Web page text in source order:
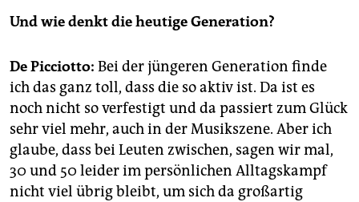
Und wie denkt die heutige Generation?
De Picciotto: Bei der jüngeren Generation finde
ich das ganz toll, dass die so aktiv ist. Da ist es
noch nicht so verfestigt und da passiert zum Glück
sehr viel mehr, auch in der Musikszene. Aber ich
glaube, dass bei Leuten zwischen, sagen wir mal,
30 und 50 leider im persönlichen Alltagskampf
nicht viel übrig bleibt, um sich da großartig